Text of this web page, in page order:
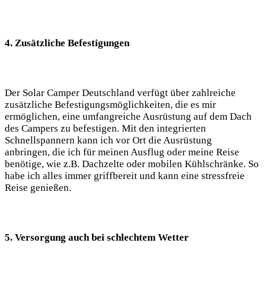
4. ‌Zusätzliche ​Befestigungen
Der Solar‍ Camper Deutschland verfügt über​ zahlreiche
zusätzliche Befestigungsmöglichkeiten, die ‍es mir
‍ermöglichen, eine umfangreiche Ausrüstung auf dem Dach
des Campers zu befestigen.⁣ Mit den‍ integrierten
‍Schnellspannern kann ich vor Ort die ⁣Ausrüstung
‌anbringen, die ich für meinen Ausflug ‍oder meine Reise
benötige,‌ wie z.B. Dachzelte oder mobilen⁢ Kühlschränke. So
⁢habe ich ⁤alles immer​ griffbereit‌ und kann eine stressfreie
Reise genießen.
5. ⁢Versorgung auch bei schlechtem​ Wetter